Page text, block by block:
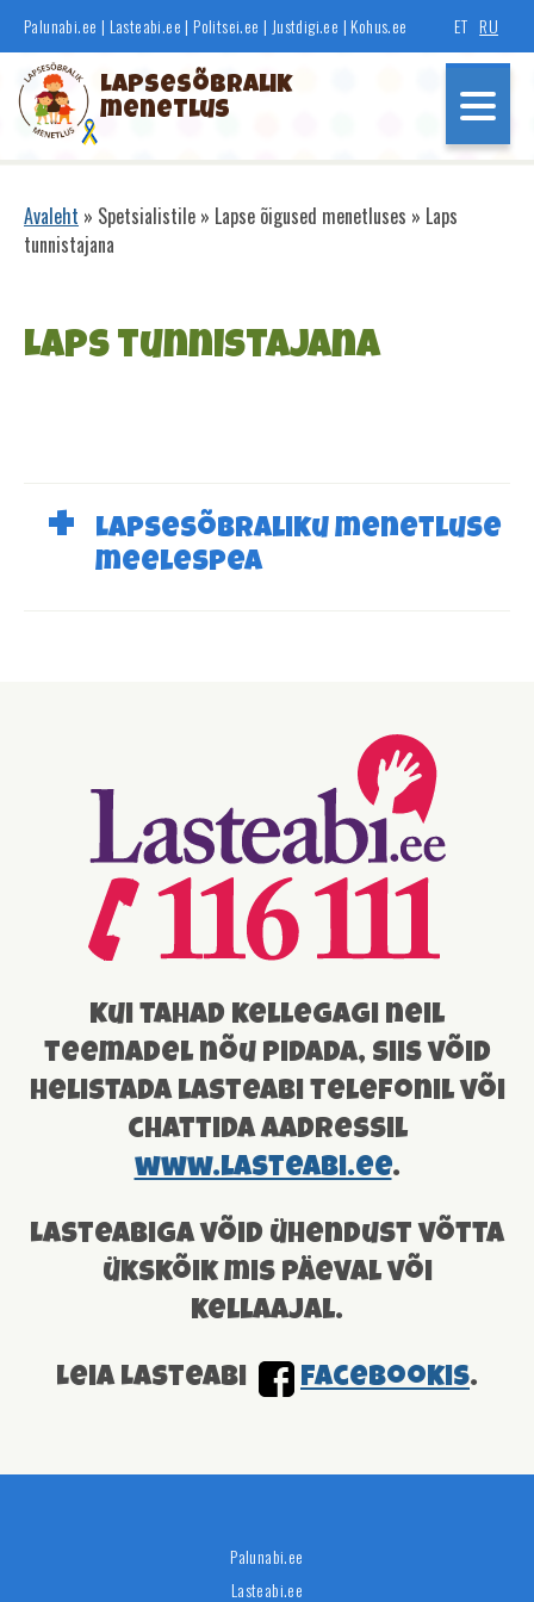
Liigu
edasi
põhisisu
juurde
Palunabi.ee | Lasteabi.ee | Politsei.ee | Justdigi.ee | Kohus.ee ET RU
Lapsesõbralik
menetlus
Toetavad teenused
Leivapuru
Avaleht Spetsialistile Lapse õigused menetluses
Laps
tunnistajana
Laps tunnistajana
Lapsesõbraliku menetluse
meelespea
Kui tahad kellegagi neil
teemadel nõu pidada, siis võid
helistada lasteabi telefonil või
chattida aadressil
www.lasteabi.ee.
Lasteabiga võid ühendust võtta
ükskõik mis päeval või
kellaajal.
Leia Lasteabi facebookis.
Palunabi.ee
Lasteabi.ee